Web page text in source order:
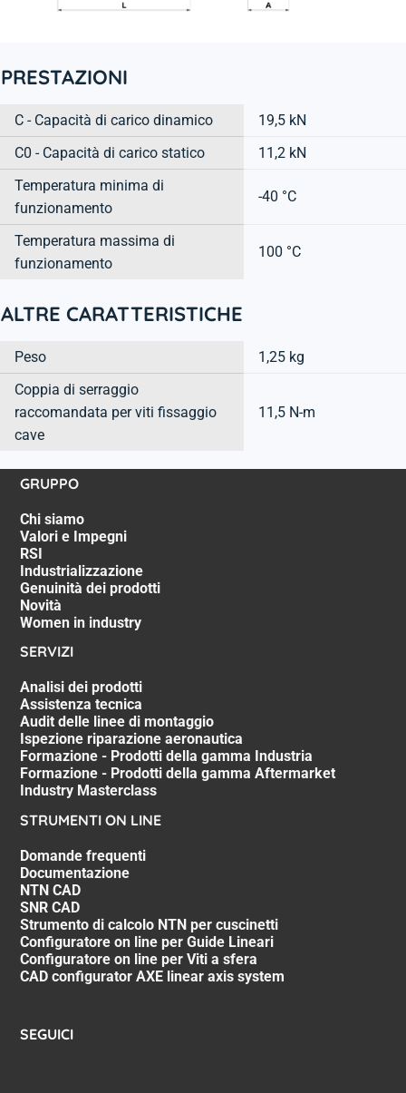
PRESTAZIONI
C - Capacità di carico dinamico
19,5 kN
C0 - Capacità di carico statico
11,2 kN
Temperatura minima di
funzionamento
-40 °C
Temperatura massima di
funzionamento
100 °C
ALTRE CARATTERISTICHE
Peso
1,25 kg
Coppia di serraggio
raccomandata per viti fissaggio
cave
11,5 N-m
GRUPPO
Chi siamo
Valori e Impegni
RSI
Industrializzazione
Genuinità dei prodotti
Novità
Women in industry
SERVIZI
Analisi dei prodotti
Assistenza tecnica
Audit delle linee di montaggio
Ispezione riparazione aeronautica
Formazione - Prodotti della gamma Industria
Formazione - Prodotti della gamma Aftermarket
Industry Masterclass
STRUMENTI ON LINE
Domande frequenti
Documentazione
NTN CAD
SNR CAD
Strumento di calcolo NTN per cuscinetti
Configuratore on line per Guide Lineari
Configuratore on line per Viti a sfera
CAD configurator AXE linear axis system
SEGUICI